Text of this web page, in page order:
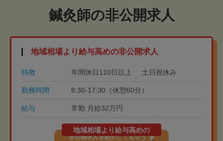
鍼灸師の非公開求人
地域相場より給与高めの非公開求人
特徴 年間休日110日以上 土日祝休み
勤務時間 8:30-17:30（休憩60分）
給与 常勤 月給32万円
地域相場より給与高めの
非公開求人を紹介してもらう